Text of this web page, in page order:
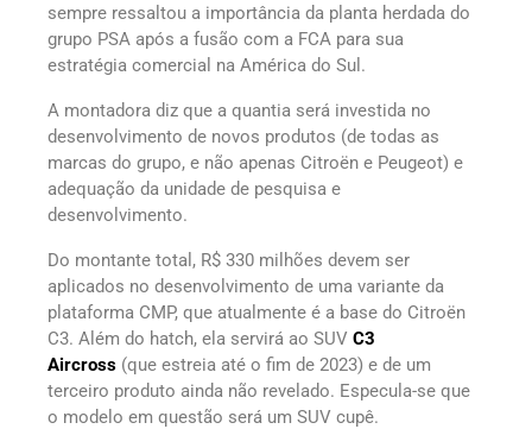
sempre ressaltou a importância da planta herdada do
grupo PSA após a fusão com a FCA para sua
estratégia comercial na América do Sul.
A montadora diz que a quantia será investida no
desenvolvimento de novos produtos (de todas as
marcas do grupo, e não apenas Citroën e Peugeot) e
adequação da unidade de pesquisa e
desenvolvimento.
Do montante total, R$ 330 milhões devem ser
aplicados no desenvolvimento de uma variante da
plataforma CMP, que atualmente é a base do Citroën
C3. Além do hatch, ela servirá ao SUV C3
Aircross (que estreia até o fim de 2023) e de um
terceiro produto ainda não revelado. Especula-se que
o modelo em questão será um SUV cupê.